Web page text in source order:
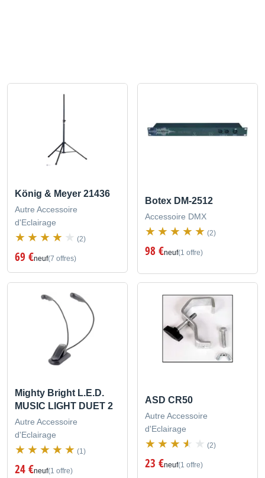
König & Meyer 21436
Autre Accessoire
d'Eclairage
(2)
69 €neuf(7 offres)
Botex DM-2512
Accessoire DMX
(2)
98 €neuf(1 offre)
Mighty Bright L.E.D.
MUSIC LIGHT DUET 2
Autre Accessoire
d'Eclairage
(1)
24 €neuf(1 offre)
ASD CR50
Autre Accessoire
d'Eclairage
(2)
23 €neuf(1 offre)